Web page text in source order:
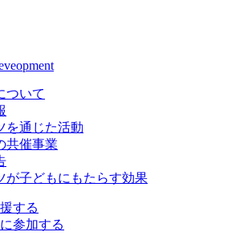
ついて
を通じた活動
共催事業
が子どもにもたらす効果
する
参加する